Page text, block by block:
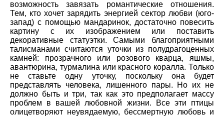
возможность завязать романтические отношения.
Тем, кто хочет зарядить энергией сектор любви (юго-
запад) с помощью мандаринок, достаточно повесить
картину с их изображением или поставить
декоративные статуэтки. Самыми благоприятными
талисманами считаются уточки из полудрагоценных
камней: прозрачного или розового кварца, яшмы,
авантюрина, турмалина или красного коралла. Только
не ставьте одну уточку, поскольку она будет
представлять человека, лишенного пары. Но их не
должно быть и три, так как это предполагает массу
проблем в вашей любовной жизни. Все эти птицы
олицетворяют неувядаемую, бессмертную любовь и